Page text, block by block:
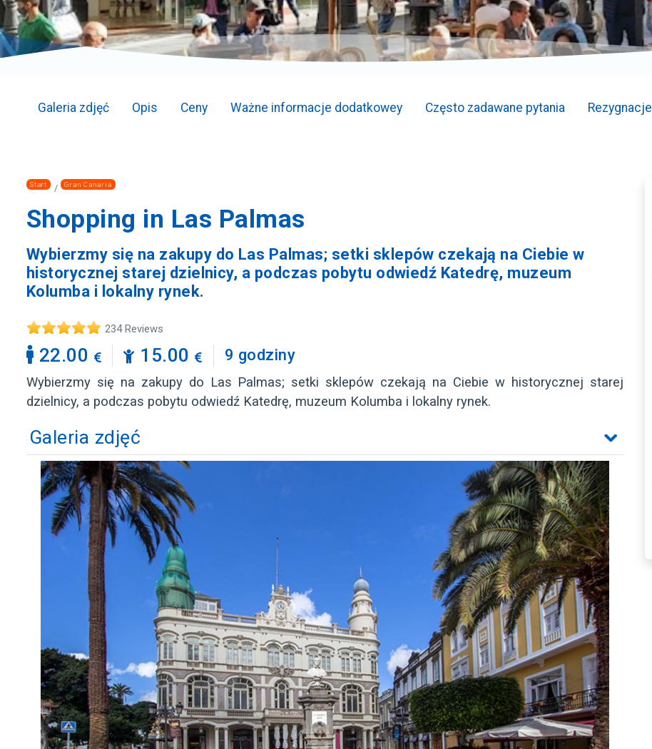
Galeria zdjęć Opis Ceny Ważne informacje dodatkowey Często zadawane pytania Rezygnacje
Start Gran Canaria
Shopping in Las Palmas
Wybierzmy się na zakupy do Las Palmas; setki sklepów czekają na Ciebie w
historycznej starej dzielnicy, a podczas pobytu odwiedź Katedrę, muzeum
Kolumba i lokalny rynek.
234 Reviews
22.00 15.00 9 godziny
Wybierzmy się na zakupy do Las Palmas; setki sklepów czekają na Ciebie w historycznej starej
dzielnicy, a podczas pobytu odwiedź Katedrę, muzeum Kolumba i lokalny rynek.
Galeria zdjęć